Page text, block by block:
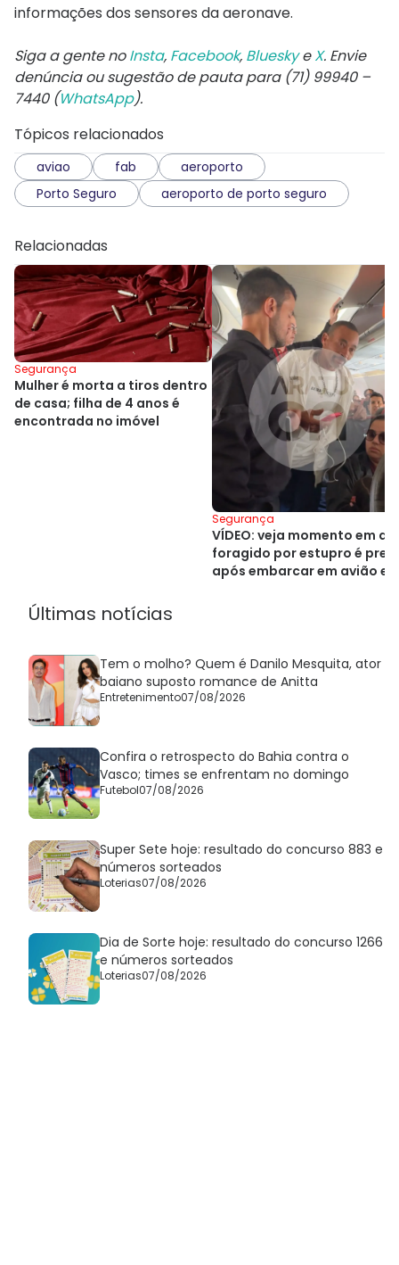
informações dos sensores da aeronave.
Siga a gente noInsta, Facebook, BlueskyeX. Envie
denúncia ou sugestão de pauta para (71) 99940 –
7440 (WhatsApp).
Tópicos relacionados
aviao fab
aeroporto
Porto Seguro
aeroporto de porto seguro
Relacionadas
Segurança
Mulher é morta a tiros dentro
de casa; filha de 4 anos é
encontrada no imóvel
Segurança
VÍDEO: veja momento em
foragido por estupro é
após embarcar em avião
Últimas notícias
Tem o molho? Quem é Danilo Mesquita, ator
baiano suposto romance de Anitta
Entretenimento07/08/2026
Confira o retrospecto do Bahia contra o
Vasco; times se enfrentam no domingo
Futebol07/08/2026
Super Sete hoje: resultado do concurso 883 e
números sorteados
Loterias07/08/2026
Dia de Sorte hoje: resultado do concurso 1266
e números sorteados
Loterias07/08/2026